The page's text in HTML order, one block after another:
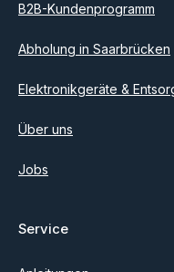
B2B-Kundenprogramm
Abholung in Saarbrücken
Elektronikgeräte &
Über uns
Jobs
Service